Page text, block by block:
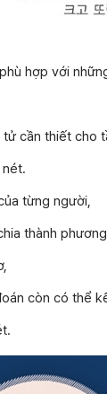
hợp với
cần thiết cho
từng người,
thành
còn có thể